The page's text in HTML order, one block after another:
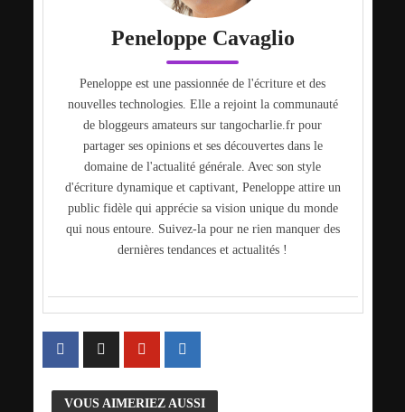
Peneloppe Cavaglio
Peneloppe est une passionnée de l'écriture et des
nouvelles technologies. Elle a rejoint la communauté
de bloggeurs amateurs sur tangocharlie.fr pour
partager ses opinions et ses découvertes dans le
domaine de l'actualité générale. Avec son style
d'écriture dynamique et captivant, Peneloppe attire un
public fidèle qui apprécie sa vision unique du monde
qui nous entoure. Suivez-la pour ne rien manquer des
dernières tendances et actualités !
VOUS AIMERIEZ AUSSI